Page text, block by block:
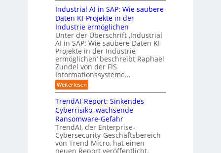
n
t
i
s
i
e
r
u
n
g
s
s
E
c
o
y
s
t
e
m
v
o
n
F
o
r
m
h
s
w
e
i
t
e
r
s
s
t
r
a
u
e
n
g
e
g
e
n
ü
b
e
r
n
a
r
s
h
l
f
t
b
e
i
d
e
r
O
r
i
e
Industrial AI in SAP: Wie saubere
Daten KI-Projekte in der
Industrie ermöglichen
Unter der Überschrift ‚Industrial
AI in SAP: Wie saubere Daten KI-
Projekte in der Industrie
ermöglichen‘ beschreibt Raphael
Zundel von der FIS
Informationssysteme…
Weiterlesen:
I
n
d
u
s
t
r
i
a
TrendAI-Report: Sinkendes
Cyberrisiko, wachsende
Ransomware-Gefahr
TrendAI, der Enterprise-
Cybersecurity-Geschäftsbereich
von Trend Micro, hat einen
neuen Report veröffentlicht.